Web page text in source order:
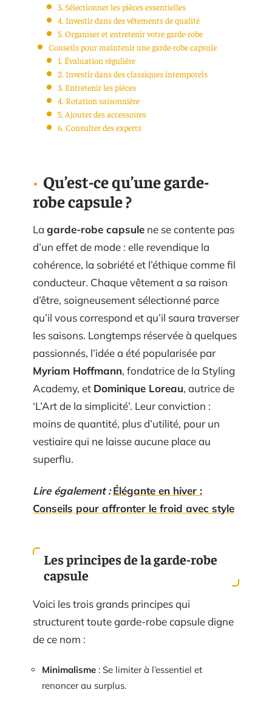
3. Sélectionner les pièces essentielles
4. Investir dans des vêtements de qualité
5. Organiser et entretenir votre garde-robe
Conseils pour maintenir une garde-robe capsule
1. Évaluation régulière
2. Investir dans des classiques intemporels
3. Entretenir les pièces
4. Rotation saisonnière
5. Ajouter des accessoires
6. Consulter des experts
Qu’est-ce qu’une garde-
robe capsule ?
La garde-robe capsule ne se contente pas
d’un effet de mode : elle revendique la
cohérence, la sobriété et l’éthique comme fil
conducteur. Chaque vêtement a sa raison
d’être, soigneusement sélectionné parce
qu’il vous correspond et qu’il saura traverser
les saisons. Longtemps réservée à quelques
passionnés, l’idée a été popularisée par
Myriam Hoffmann, fondatrice de la Styling
Academy, et Dominique Loreau, autrice de
‘L’Art de la simplicité’. Leur conviction :
moins de quantité, plus d’utilité, pour un
vestiaire qui ne laisse aucune place au
superflu.
Lire également : Élégante en hiver :
Conseils pour affronter le froid avec style
Les principes de la garde-robe
capsule
Voici les trois grands principes qui
structurent toute garde-robe capsule digne
de ce nom :
Minimalisme : Se limiter à l’essentiel et
renoncer au surplus.